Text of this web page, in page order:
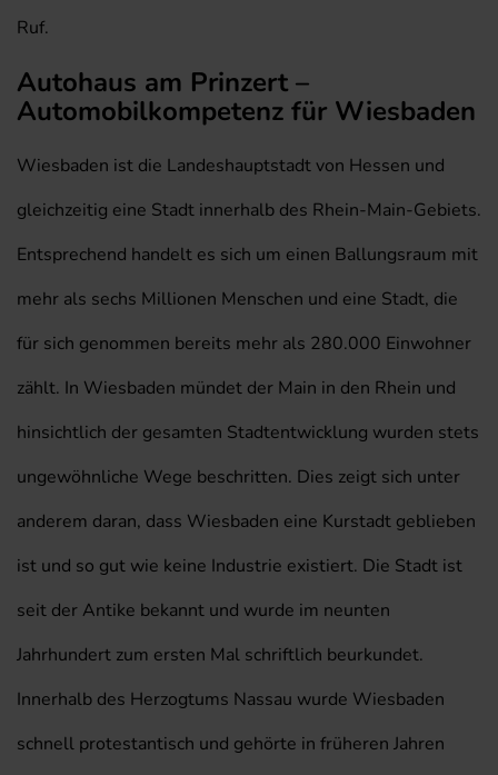
Ruf.
Autohaus am Prinzert –
Automobilkompetenz für Wiesbaden
Wiesbaden ist die Landeshauptstadt von Hessen und
gleichzeitig eine Stadt innerhalb des Rhein-Main-Gebiets.
Entsprechend handelt es sich um einen Ballungsraum mit
mehr als sechs Millionen Menschen und eine Stadt, die
für sich genommen bereits mehr als 280.000 Einwohner
zählt. In Wiesbaden mündet der Main in den Rhein und
hinsichtlich der gesamten Stadtentwicklung wurden stets
ungewöhnliche Wege beschritten. Dies zeigt sich unter
anderem daran, dass Wiesbaden eine Kurstadt geblieben
ist und so gut wie keine Industrie existiert. Die Stadt ist
seit der Antike bekannt und wurde im neunten
Jahrhundert zum ersten Mal schriftlich beurkundet.
Innerhalb des Herzogtums Nassau wurde Wiesbaden
schnell protestantisch und gehörte in früheren Jahren